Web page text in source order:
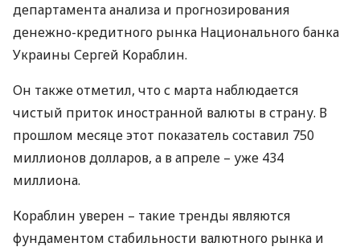
департамента анализа и прогнозирования
денежно-кредитного рынка Национального банка
Украины Сергей Кораблин.
Он также отметил, что с марта наблюдается
чистый приток иностранной валюты в страну. В
прошлом месяце этот показатель составил 750
миллионов долларов, а в апреле – уже 434
миллиона.
Кораблин уверен – такие тренды являются
фундаментом стабильности валютного рынка и